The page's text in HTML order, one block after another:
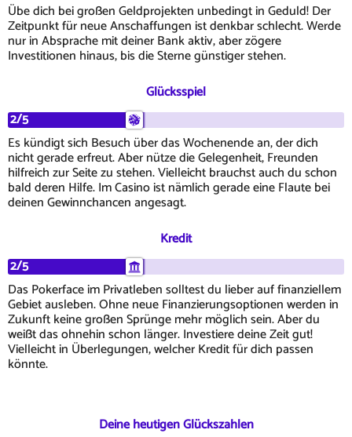
Übe dich bei großen Geldprojekten unbedingt in Geduld! Der
Zeitpunkt für neue Anschaffungen ist denkbar schlecht. Werde
nur in Absprache mit deiner Bank aktiv, aber zögere
Investitionen hinaus, bis die Sterne günstiger stehen.
Glücksspiel
2/5
Es kündigt sich Besuch über das Wochenende an, der dich
nicht gerade erfreut. Aber nütze die Gelegenheit, Freunden
hilfreich zur Seite zu stehen. Vielleicht brauchst auch du schon
bald deren Hilfe. Im Casino ist nämlich gerade eine Flaute bei
deinen Gewinnchancen angesagt.
Kredit
2/5
Das Pokerface im Privatleben solltest du lieber auf finanziellem
Gebiet ausleben. Ohne neue Finanzierungsoptionen werden in
Zukunft keine großen Sprünge mehr möglich sein. Aber du
weißt das ohnehin schon länger. Investiere deine Zeit gut!
Vielleicht in Überlegungen, welcher Kredit für dich passen
könnte.
Deine heutigen Glückszahlen